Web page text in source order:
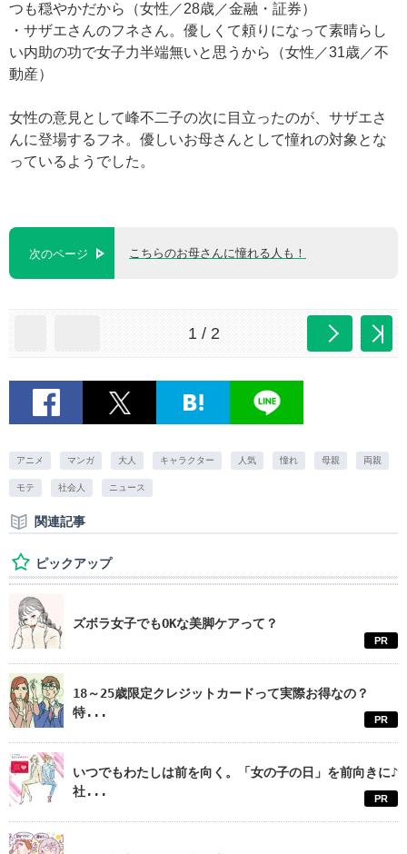
つも穏やかだから（女性／28歳／金融・証券）
・サザエさんのフネさん。優しくて頼りになって素晴らし
い内助の功で女子力半端無いと思うから（女性／31歳／不
動産）
女性の意見として峰不二子の次に目立ったのが、サザエさ
んに登場するフネ。優しいお母さんとして憧れの対象とな
っているようでした。
次のページ こちらのお母さんに憧れる人も！
1 / 2
アニメ マンガ 大人 キャラクター 人気 憧れ 母親 両親
モテ 社会人 ニュース
関連記事
ピックアップ
ズボラ女子でもOKな美脚ケアって？
PR
18～25歳限定クレジットカードって実際お得なの？
特...
PR
いつでもわたしは前を向く。「女の子の日」を前向きに♪
社...
PR